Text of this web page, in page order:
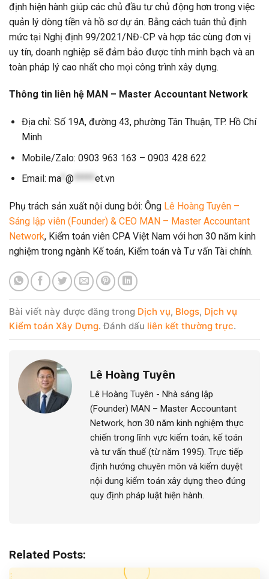
định hiện hành giúp các chủ đầu tư chủ động hơn trong việc
quản lý dòng tiền và hồ sơ dự án. Bằng cách tuân thủ định
mức tại Nghị định 99/2021/NĐ-CP và hợp tác cùng đơn vị
uy tín, doanh nghiệp sẽ đảm bảo được tính minh bạch và an
toàn pháp lý cao nhất cho mọi công trình xây dựng.
Thông tin liên hệ MAN – Master Accountant Network
Địa chỉ: Số 19A, đường 43, phường Tân Thuận, TP. Hồ Chí
Minh
Mobile/Zalo: 0903 963 163 – 0903 428 622
Email: ma* @*****et.vn
Phụ trách sản xuất nội dung bởi: Ông Lê Hoàng Tuyên –
Sáng lập viên (Founder) & CEO MAN – Master Accountant
Network, Kiểm toán viên CPA Việt Nam với hơn 30 năm kinh
nghiệm trong ngành Kế toán, Kiểm toán và Tư vấn Tài chính.
Bài viết này được đăng trong Dịch vụ, Blogs, Dịch vụ
Kiểm toán Xây Dựng. Đánh dấu liên kết thường trực.
Lê Hoàng Tuyên
Lê Hoàng Tuyên - Nhà sáng lập
(Founder) MAN – Master Accountant
Network, hơn 30 năm kinh nghiệm thực
chiến trong lĩnh vực kiểm toán, kế toán
và tư vấn thuế (từ năm 1995). Trực tiếp
định hướng chuyên môn và kiểm duyệt
nội dung kiểm toán xây dựng theo đúng
quy định pháp luật hiện hành.
Related Posts: